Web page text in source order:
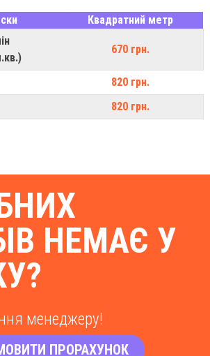
Квадратний метр
670 грн.
820 грн.
820 грн.
НЕМАЄ У
менеджеру!
ПРОРАХУНОК